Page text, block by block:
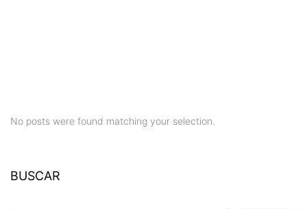
BUSCAR
No posts were found matching your selection.